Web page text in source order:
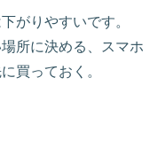
がりやすいです。
所に決める、スマホ
買っておく。